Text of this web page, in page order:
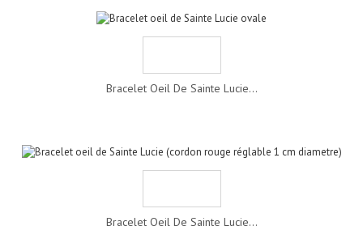
Bracelet Oeil De Sainte Lucie...
Bracelet Oeil De Sainte Lucie...